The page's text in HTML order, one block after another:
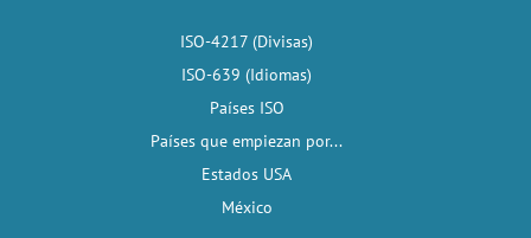
ISO-4217 (Divisas)
ISO-639 (Idiomas)
Países ISO
Países que empiezan por...
Estados USA
México